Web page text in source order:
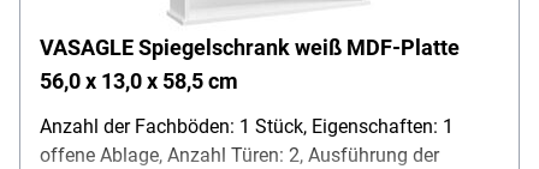
VASAGLE Spiegelschrank weiß MDF-Platte
56,0 x 13,0 x 58,5 cm
Anzahl der Fachböden: 1 Stück, Eigenschaften: 1
offene Ablage, Anzahl Türen: 2, Ausführung der